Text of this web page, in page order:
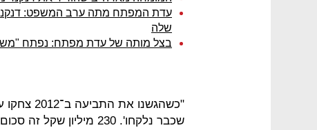
עדת המפתח מתה ערב המשפט: דנקנר
שלה
בצל מותה של עדת מפתח: נפתח "משפט
"כשהגשנו
שכבר נלקחו'. 230